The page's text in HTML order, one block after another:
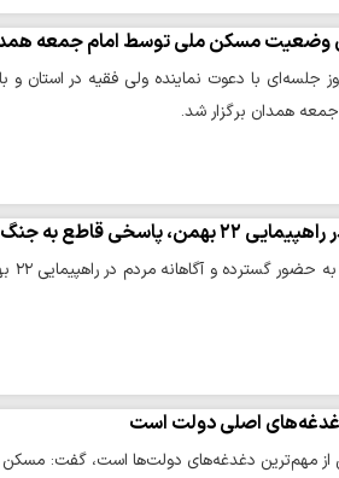
وضعیت مسکن ملی توسط امام جمعه
جلسه‌ای با دعوت نماینده ولی فقیه در
همدان برگزار شد.
شناختی دشمن بود+تصاویر
اصلی دولت است
از مهم‌ترین دغدغه‌های دولت‌ها است، گفت: